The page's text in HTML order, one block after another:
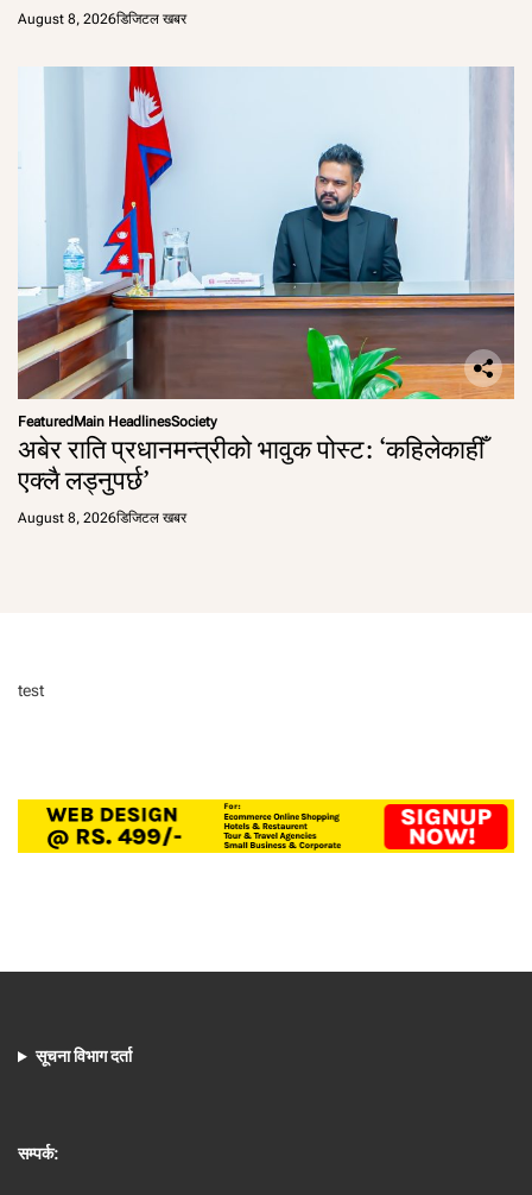
August 8, 2026डिजिटल खबर
Featured Main HeadlinesSociety
अबेर राति प्रधानमन्त्रीको भावुक पोस्ट: ‘कहिलेकाहीँ
एक्लै लड्नुपर्छ’
August 8, 2026डिजिटल खबर
test
सूचना विभाग दर्ता
सम्पर्क: